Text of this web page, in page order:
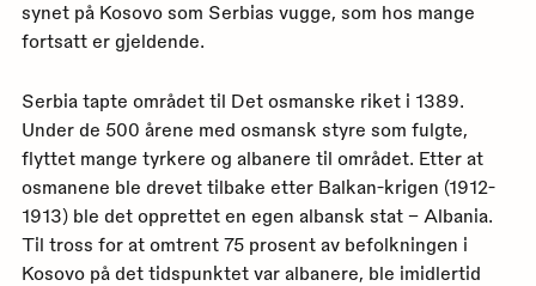
synet på Kosovo som Serbias vugge, som hos mange
fortsatt er gjeldende.
Serbia tapte området til Det osmanske riket i 1389.
Under de 500 årene med osmansk styre som fulgte,
flyttet mange tyrkere og albanere til området. Etter at
osmanene ble drevet tilbake etter Balkan-krigen (1912-
1913) ble det opprettet en egen albansk stat – Albania.
Til tross for at omtrent 75 prosent av befolkningen i
Kosovo på det tidspunktet var albanere, ble imidlertid